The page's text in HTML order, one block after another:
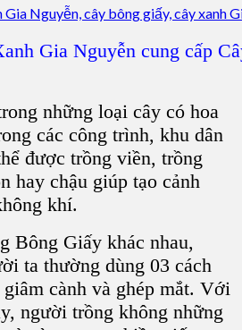
Gia Nguyễn cung cấp
những loại cây có hoa
các công trình, khu dân
được trồng viền, trồng
hay chậu giúp tạo cảnh
khí.
Bông Giấy khác nhau,
ta thường dùng 03 cách
cành và ghép mắt. Với
người trồng không những